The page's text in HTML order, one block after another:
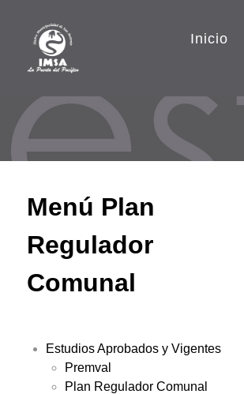
Inicio
Menú Plan
Regulador
Comunal
Estudios Aprobados y Vigentes
Premval
Plan Regulador Comunal